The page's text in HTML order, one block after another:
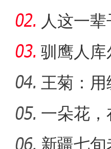
【与
距离
人这一
驯鹰人
王菊：
一朵花
新疆七